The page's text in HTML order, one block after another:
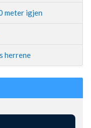
meter igjen
herrene